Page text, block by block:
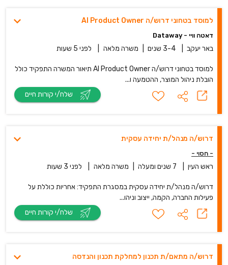
למוסד בטחוני דרוש/ה AI Product Owner
דאטה וויי - Dataway
באר יעקב 3-4 שנים משרה מלאה לפני 5 שעות
למוסד בטחוני דרוש/ה AI Product Owner תיאור המשרה התפקיד כולל
הובלת ניהול המוצר, ההטמעה ו...
דרוש/ה מנהל/ת יחידה עסקית
- חסוי -
ראש העין 7 שנים ומעלה משרה מלאה לפני 3 שעות
דרוש/ה מנהל/ת יחידה עסקית במסגרת התפקיד: אחריות כוללת על
פעילות החברה, הקמה, ייצוב וניהו...
דרוש/ה מתאם/ת תכנון למחלקת תכנון והנדסה